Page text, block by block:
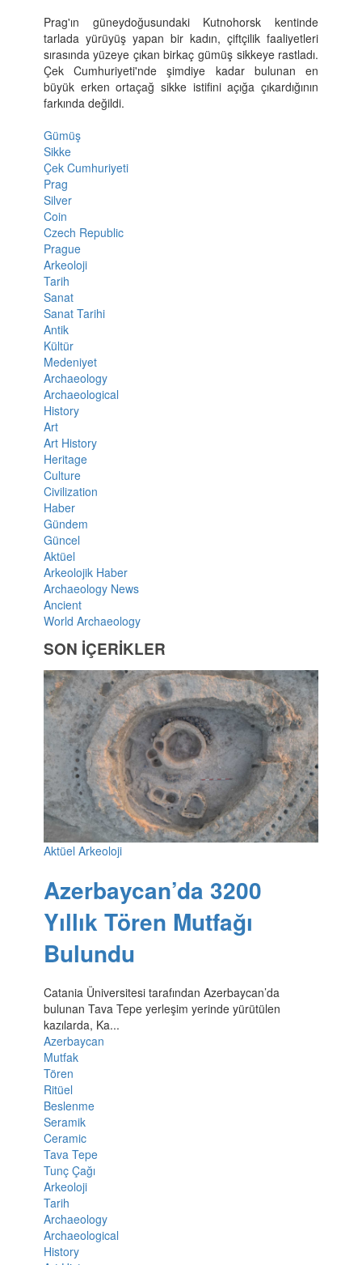
Prag'ın güneydoğusundaki Kutnohorsk kentinde
tarlada yürüyüş yapan bir kadın, çiftçilik faaliyetleri
sırasında yüzeye çıkan birkaç gümüş sikkeye rastladı.
Çek Cumhuriyeti'nde şimdiye kadar bulunan en
büyük erken ortaçağ sikke istifini açığa çıkardığının
farkında değildi.
Gümüş
Sikke
Çek Cumhuriyeti
Prag
Silver
Coin
Czech Republic
Prague
Arkeoloji
Tarih
Sanat
Sanat Tarihi
Antik
Kültür
Medeniyet
Archaeology
Archaeological
History
Art
Art History
Heritage
Culture
Civilization
Haber
Gündem
Güncel
Aktüel
Arkeolojik Haber
Archaeology News
Ancient
World Archaeology
SON İÇERİKLER
Aktüel Arkeoloji
Azerbaycan’da 3200
Yıllık Tören Mutfağı
Bulundu
Catania Üniversitesi tarafından Azerbaycan’da
bulunan Tava Tepe yerleşim yerinde yürütülen
kazılarda, Ka...
Azerbaycan
Mutfak
Tören
Ritüel
Beslenme
Seramik
Ceramic
Tava Tepe
Tunç Çağı
Arkeoloji
Tarih
Archaeology
Archaeological
History